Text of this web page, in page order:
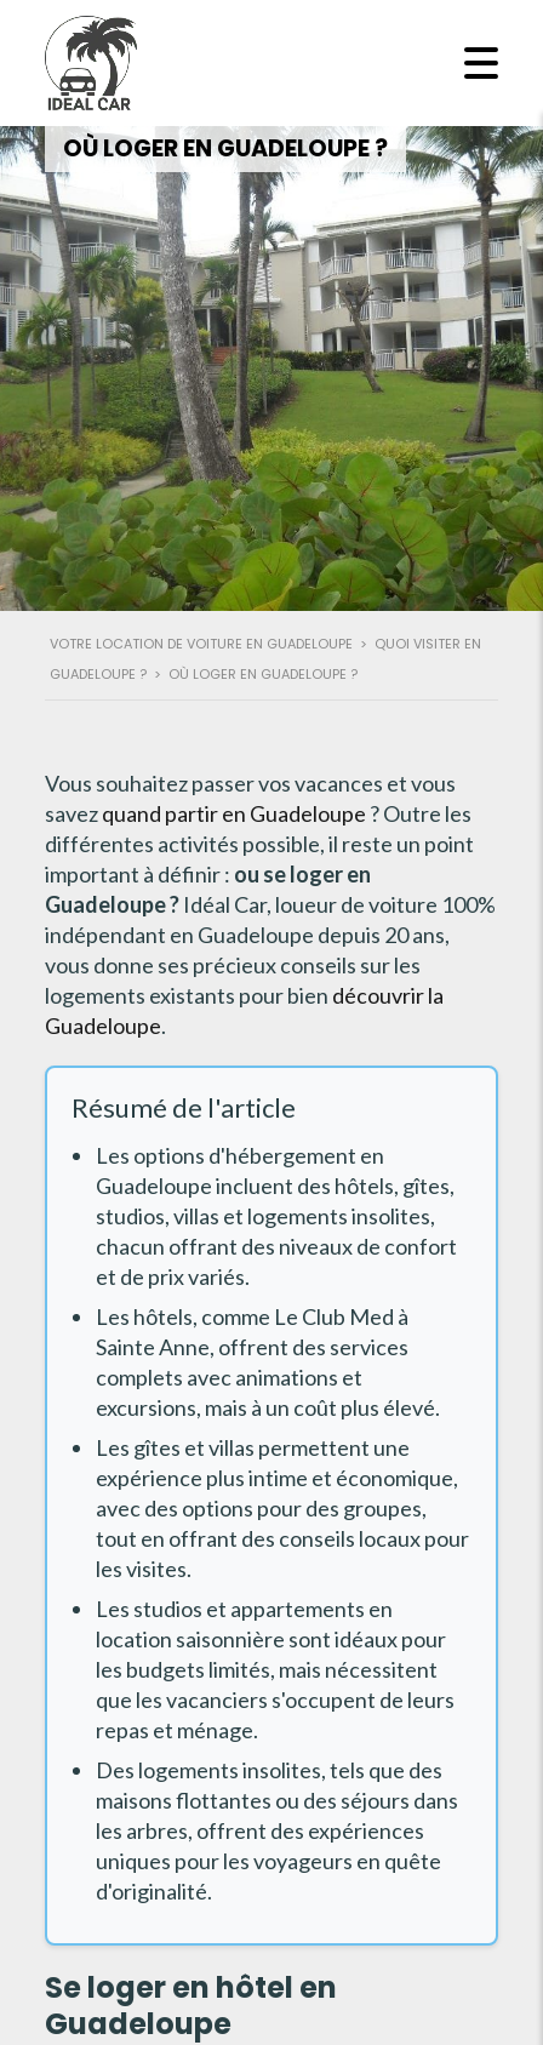
OÙ LOGER EN GUADELOUPE ?
VOTRE LOCATION DE VOITURE EN GUADELOUPE > QUOI VISITER EN
GUADELOUPE ? > OÙ LOGER EN GUADELOUPE ?
Vous souhaitez passer vos vacances et vous
savezquand partir en Guadeloupe ? Outre les
différentes activités possible, il reste un point
important à définir : ou se loger en
Guadeloupe ? Idéal Car, loueur de voiture 100%
indépendant en Guadeloupe depuis 20 ans,
vous donne ses précieux conseils sur les
logements existants pour bien découvrir la
Guadeloupe.
Résumé de l'article
Les options d'hébergement en
Guadeloupe incluent des hôtels, gîtes,
studios, villas et logements insolites,
chacun offrant des niveaux de confort
et de prix variés.
Les hôtels, comme Le Club Med à
Sainte Anne, offrent des services
complets avec animations et
excursions, mais à un coût plus élevé.
Les gîtes et villas permettent une
expérience plus intime et économique,
avec des options pour des groupes,
tout en offrant des conseils locaux pour
les visites.
Les studios et appartements en
location saisonnière sont idéaux pour
les budgets limités, mais nécessitent
que les vacanciers s'occupent de leurs
repas et ménage.
Des logements insolites, tels que des
maisons flottantes ou des séjours dans
les arbres, offrent des expériences
uniques pour les voyageurs en quête
d'originalité.
Se loger en hôtel en
Guadeloupe